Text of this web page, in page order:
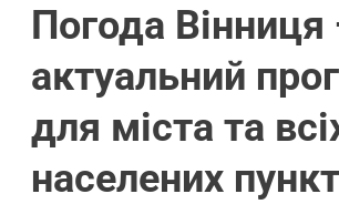
Погода
актуальний
для міста та
населених